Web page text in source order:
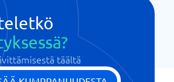
täältä